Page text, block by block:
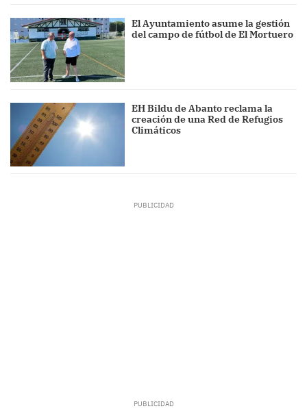
El Ayuntamiento asume la gestión
del campo de fútbol de El Mortuero
EH Bildu de Abanto reclama la
creación de una Red de Refugios
Climáticos